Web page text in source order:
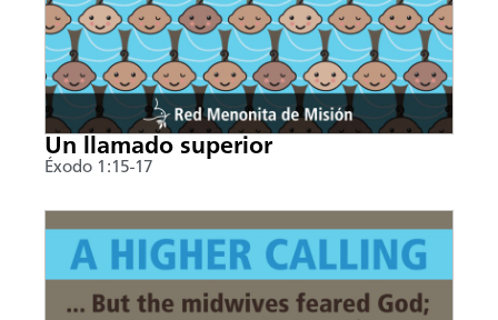
Un llamado superior
Éxodo 1:15-17